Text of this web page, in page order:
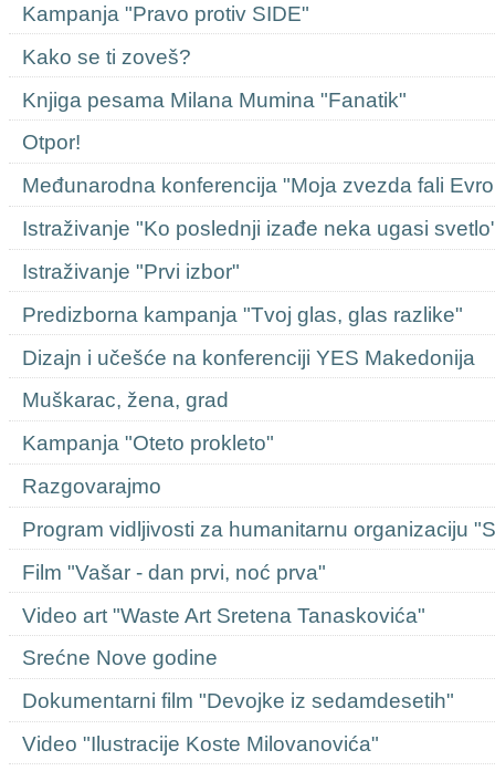
Kampanja "Pravo protiv SIDE"
Kako se ti zoveš?
Knjiga pesama Milana Mumina "Fanatik"
Otpor!
Međunarodna konferencija "Moja zvezda fali
Istraživanje "Ko poslednji izađe neka ugasi
Istraživanje "Prvi izbor"
Predizborna kampanja "Tvoj glas, glas razlike"
Dizajn i učešće na konferenciji YES Makedonija
Muškarac, žena, grad
Kampanja "Oteto prokleto"
Razgovarajmo
Program vidljivosti za humanitarnu organizaciju
Film "Vašar - dan prvi, noć prva"
Video art "Waste Art Sretena Tanaskovića"
Srećne Nove godine
Dokumentarni film "Devojke iz sedamdesetih"
Video "Ilustracije Koste Milovanovića"